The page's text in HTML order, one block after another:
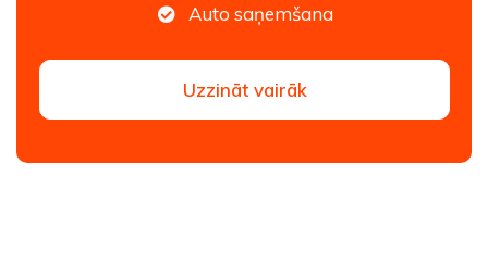
Auto saņemšana
Uzzināt vairāk